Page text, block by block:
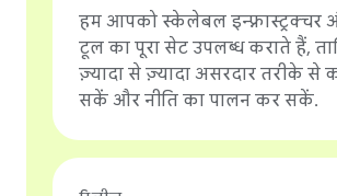
हम आपको स्केलेबल इन्फ़्रास्ट्रक्चर
टूल का पूरा सेट उपलब्ध कराते हैं,
ज़्यादा से ज़्यादा असरदार तरीके से
सकें और नीति का पालन कर सकें.